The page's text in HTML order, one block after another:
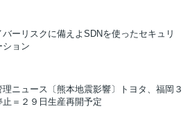
ーリスクに備えよSDNを使ったセキュリ
ション
理ニュース 〔熊本地震影響〕トヨタ、福岡３
＝２９日生産再開予定